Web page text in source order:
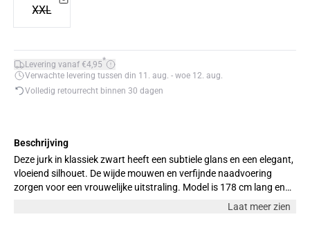
XXL
Levering vanaf €4,95*
Verwachte levering tussen din 11. aug. - woe 12. aug.
Volledig retourrecht binnen 30 dagen
Beschrijving
Deze jurk in klassiek zwart heeft een subtiele glans en een elegant,
vloeiend silhouet. De wijde mouwen en verfijnde naadvoering
zorgen voor een vrouwelijke uitstraling. Model is 178 cm lang en
Laat meer zien